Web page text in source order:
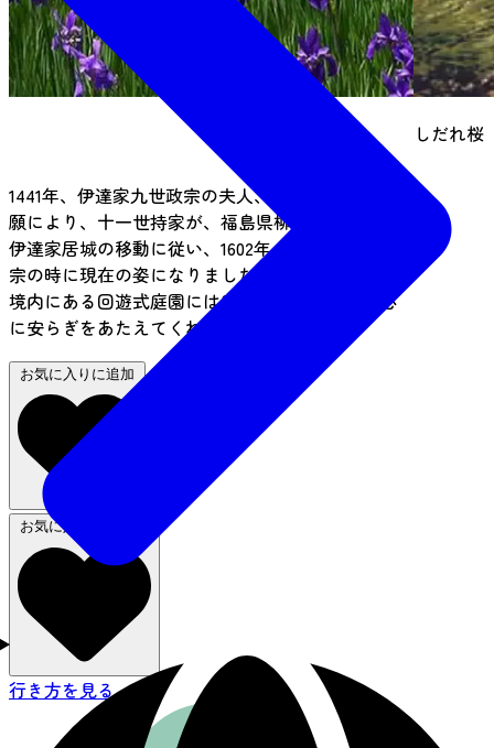
しだれ桜
1441年、伊達家九世政宗の夫人、蘭庭明玉禅尼の所
願により、十一世持家が、福島県柳川に創建し、
伊達家居城の移動に従い、1602年、伊達家十七世政
宗の時に現在の姿になりました。
境内にある回遊式庭園には四季折々の花が咲き心
に安らぎをあたえてくれます。
お気に入りに追加
お気に入りから削除
行き方を見る